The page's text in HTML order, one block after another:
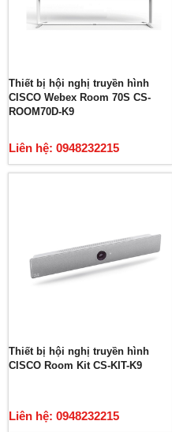
Thiết bị hội nghị truyền hình
CISCO Webex Room 70S CS-
ROOM70D-K9
Liên hệ: 0948232215
Thiết bị hội nghị truyền hình
CISCO Room Kit CS-KIT-K9
Liên hệ: 0948232215